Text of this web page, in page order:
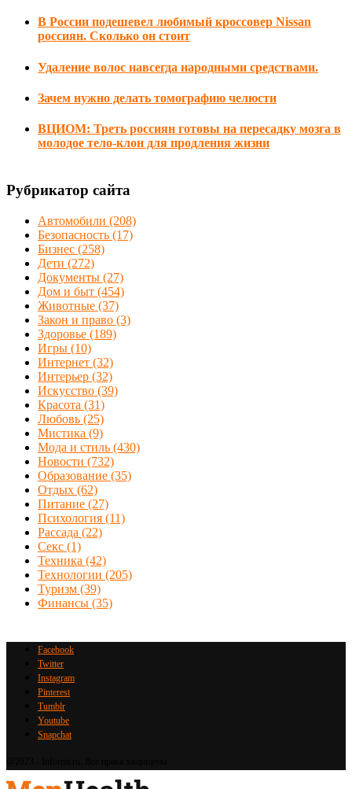
В России подешевел любимый кроссовер Nissan
россиян. Сколько он стоит
Удаление волос навсегда народными средствами.
Зачем нужно делать томографию челюсти
ВЦИОМ: Треть россиян готовы на пересадку мозга в
молодое тело-клон для продления жизни
Рубрикатор сайта
Автомобили (208)
Безопасность (17)
Бизнес (258)
Дети (272)
Документы (27)
Дом и быт (454)
Животные (37)
Закон и право (3)
Здоровье (189)
Игры (10)
Интернет (32)
Интерьер (32)
Искусство (39)
Красота (31)
Любовь (25)
Мистика (9)
Мода и стиль (430)
Новости (732)
Образование (35)
Отдых (62)
Питание (27)
Психология (11)
Рассада (22)
Секс (1)
Техника (42)
Технологии (205)
Туризм (39)
Финансы (35)
Facebook
Twitter
Instagram
Pinterest
Tumblr
Youtube
Snapchat